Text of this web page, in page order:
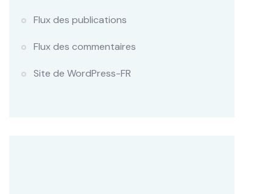
Flux des publications
Flux des commentaires
Site de WordPress-FR